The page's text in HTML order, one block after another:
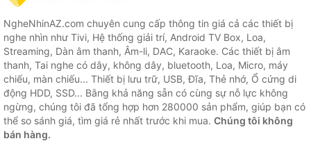
NgheNhinAZ.com chuyên cung cấp thông tin giá cả các thiết bị
nghe nhìn như Tivi, Hệ thống giải trí, Android TV Box, Loa,
Streaming, Dàn âm thanh, Âm-li, DAC, Karaoke. Các thiết bị âm
thanh, Tai nghe có dây, không dây, bluetooth, Loa, Micro, máy
chiếu, màn chiếu... Thiết bị lưu trữ, USB, Đĩa, Thẻ nhớ, Ổ cứng di
động HDD, SSD... Bằng khả năng sẵn có cùng sự nỗ lực không
ngừng, chúng tôi đã tổng hợp hơn 280000 sản phẩm, giúp bạn có
thể so sánh giá, tìm giá rẻ nhất trước khi mua. Chúng tôi không
bán hàng.